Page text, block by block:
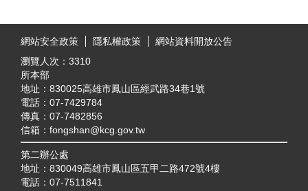
網站安全政策
隱私權政策
網站資料開放公告
瀏覽人次： 3310
所本部
地址：830025高雄市鳳山區經武路34巷1號
電話：07-7429784
傳真：07-7482856
信箱：fongshan@kcg.gov.tw
第二辦公處
地址：830049高雄市鳳山區五甲二路472號4樓
電話：07-7511841